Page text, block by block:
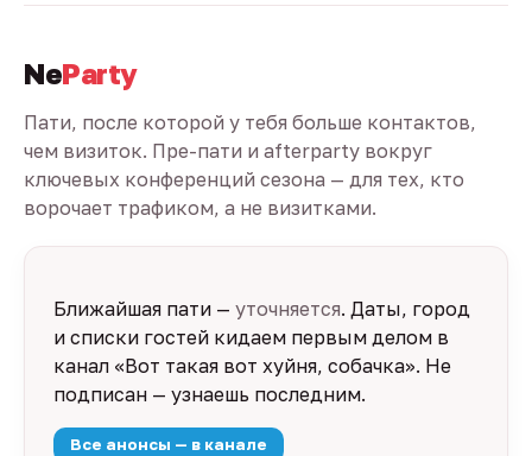
NeParty
Пати, после которой у тебя больше контактов,
чем визиток. Пре-пати и afterparty вокруг
ключевых конференций сезона — для тех, кто
ворочает трафиком, а не визитками.
Ближайшая пати — уточняется. Даты, город
и списки гостей кидаем первым делом в
канал «Вот такая вот хуйня, собачка». Не
подписан — узнаешь последним.
Все анонсы — в канале